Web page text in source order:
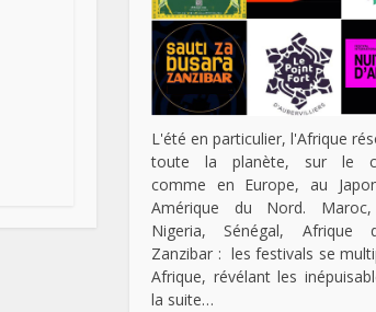
L'été en particulier, l'Afrique
toute la planète, sur le
comme en Europe, au
Amérique du Nord. Maroc,
Nigeria, Sénégal, Afrique
Zanzibar : les festivals se
Afrique, révélant les
la suite…